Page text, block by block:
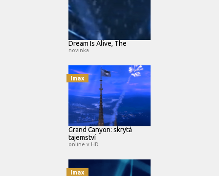
Dream Is Alive, The
novinka
Imax
Grand Canyon: skrytá
tajemství
online v HD
Imax